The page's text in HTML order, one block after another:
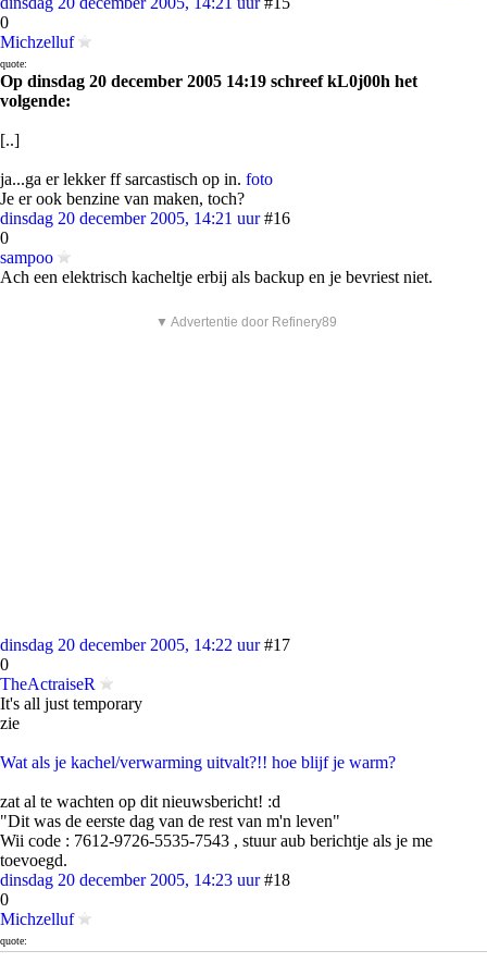
0
Michzelluf
quote:
Op dinsdag 20 december 2005 14:19 schreef kL0j00h het
volgende:
[..]
ja...ga er lekker ff sarcastisch op in. foto
Je er ook benzine van maken, toch?
dinsdag 20 december 2005, 14:21 uur #16
0
sampoo
Ach een elektrisch kacheltje erbij als backup en je bevriest niet.
▼ Advertentie door Refinery89
dinsdag 20 december 2005, 14:22 uur #17
0
TheActraiseR
It's all just temporary
zie
Wat als je kachel/verwarming uitvalt?!! hoe blijf je warm?
zat al te wachten op dit nieuwsbericht! :d
"Dit was de eerste dag van de rest van m'n leven"
Wii code : 7612-9726-5535-7543 , stuur aub berichtje als je me
toevoegd.
dinsdag 20 december 2005, 14:23 uur #18
0
Michzelluf
quote:
Op dinsdag 20 december 2005 14:21 schreef sampoo het volgende: